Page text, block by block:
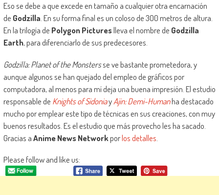
Eso se debe a que excede en tamaño a cualquier otra encarnación
de Godzilla . En su forma final es un coloso de 300 metros de altura.
En la trilogía de Polygon Pictureslleva el nombre de Godzilla
Earth, para diferenciarlo de sus predecesores.
Godzilla: Planet of the Monstersse ve bastante prometedora, y
aunque algunos se han quejado del empleo de gráficos por
computadora, al menos para mí deja una buena impresión. El estudio
responsable de Knights of SidoniayAjin: Demi-Humanha destacado
mucho por emplear este tipo de técnicas en sus creaciones, con muy
buenos resultados. Es el estudio que más provecho les ha sacado.
Gracias aAnime News Networkporlos detalles
Please follow and like us: